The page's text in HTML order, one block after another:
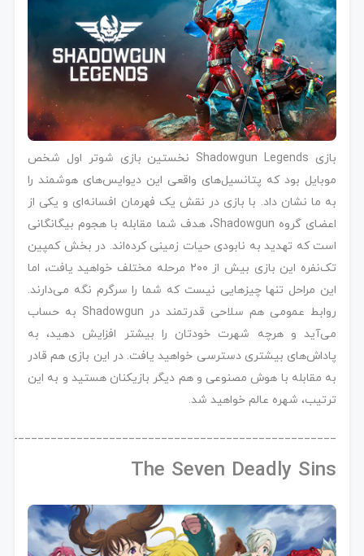
بازی Shadowgun Legends نخستین بازی شوتر اول شخص
موبایل بود که پتانسیل‌های واقعی این دیوایس‌های هوشمند را
به ما نشان داد. با بازی در نقش یک فهرمان افسانه‌ای و یکی از
اعضای گروه Shadowgun، هدف شما مقابله با هجوم بیگانگانی
است که تهدید به نابودی حیات زمینی کرده‌اند. در بخش کمپین
تک‌نفره این بازی بیش از ۲۰۰ مرحله مختلف خواهید یافت، اما
این مراحل تنها چیزهایی نیست که شما را سرگرم نگه می‌دارند.
روابط عمومی هم سلاحی قدرتمند در Shadowgun به حساب
می‌آید و هرچه شهرت خودتان را بیشتر افزایش دهید، به
پاداش‌های بیشتری دسترسی خواهید یافت. در این بازی هم قادر
به مقابله با هوش مصنوعی و هم دیگر بازیکنان هستید و به این
ترتیب، شهره عالم خواهید شد.
The Seven Deadly Sins